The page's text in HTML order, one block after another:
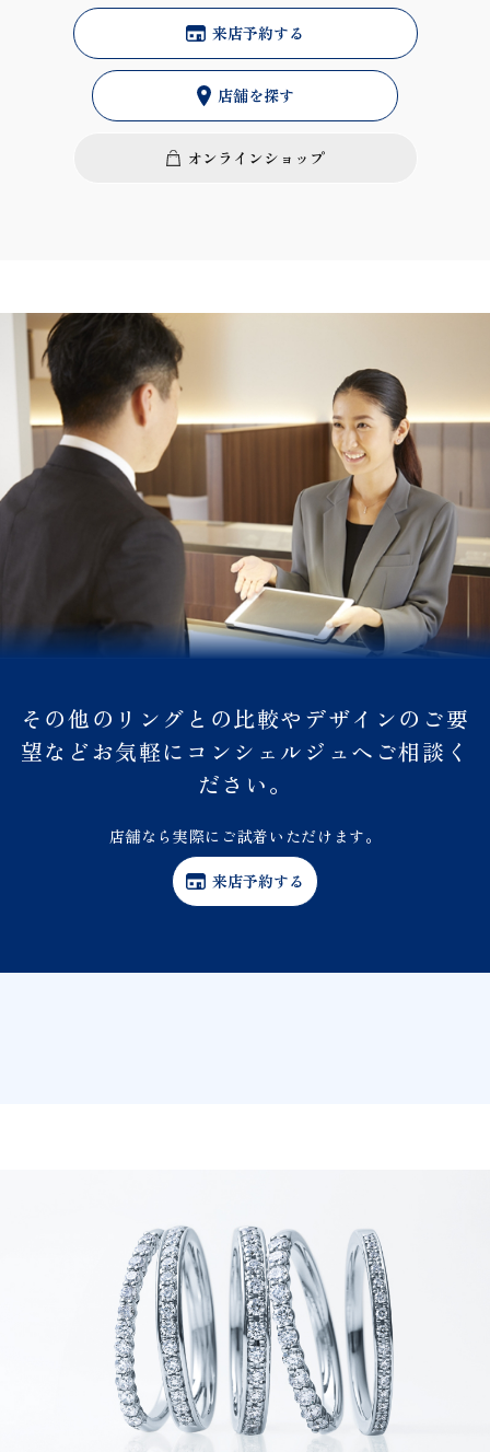
来店予約する
店舗を探す
オンラインショップ
その他のリングとの比較やデザインのご要
望などお気軽にコンシェルジュへご相談く
ださい。
店舗なら実際にご試着いただけます。
来店予約する